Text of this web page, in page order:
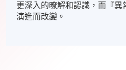
更深入的暸解和認識，而『異
演進而改變。